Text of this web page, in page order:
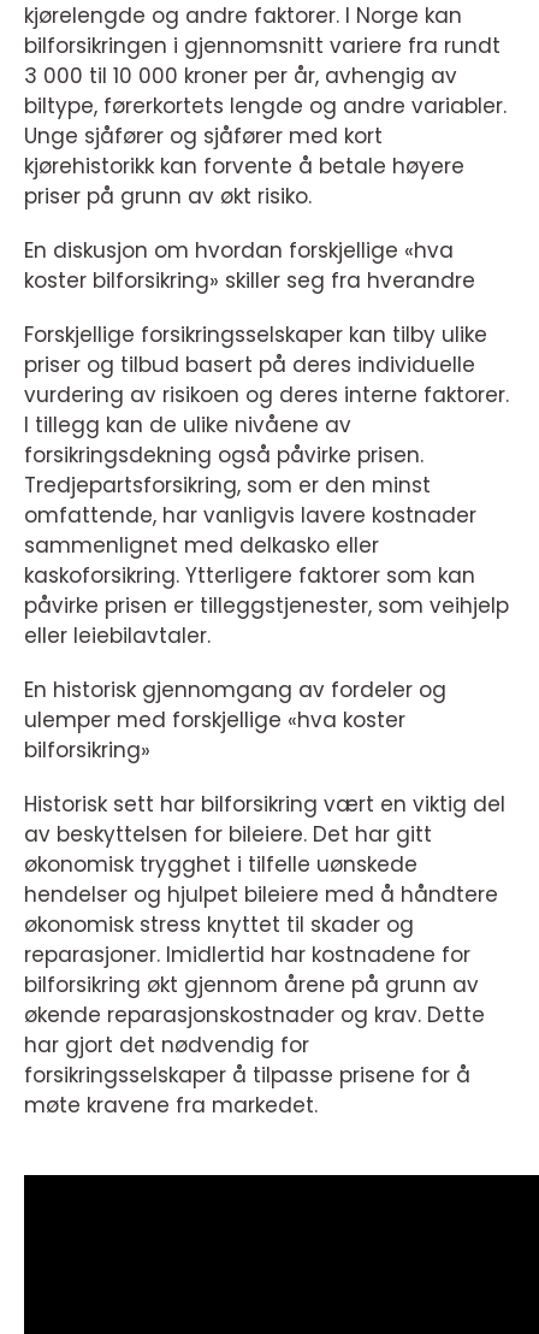
kjørelengde og andre faktorer. I Norge kan
bilforsikringen i gjennomsnitt variere fra rundt
3 000 til 10 000 kroner per år, avhengig av
biltype, førerkortets lengde og andre variabler.
Unge sjåfører og sjåfører med kort
kjørehistorikk kan forvente å betale høyere
priser på grunn av økt risiko.
En diskusjon om hvordan forskjellige «hva
koster bilforsikring» skiller seg fra hverandre
Forskjellige forsikringsselskaper kan tilby ulike
priser og tilbud basert på deres individuelle
vurdering av risikoen og deres interne faktorer.
I tillegg kan de ulike nivåene av
forsikringsdekning også påvirke prisen.
Tredjepartsforsikring, som er den minst
omfattende, har vanligvis lavere kostnader
sammenlignet med delkasko eller
kaskoforsikring. Ytterligere faktorer som kan
påvirke prisen er tilleggstjenester, som veihjelp
eller leiebilavtaler.
En historisk gjennomgang av fordeler og
ulemper med forskjellige «hva koster
bilforsikring»
Historisk sett har bilforsikring vært en viktig del
av beskyttelsen for bileiere. Det har gitt
økonomisk trygghet i tilfelle uønskede
hendelser og hjulpet bileiere med å håndtere
økonomisk stress knyttet til skader og
reparasjoner. Imidlertid har kostnadene for
bilforsikring økt gjennom årene på grunn av
økende reparasjonskostnader og krav. Dette
har gjort det nødvendig for
forsikringsselskaper å tilpasse prisene for å
møte kravene fra markedet.